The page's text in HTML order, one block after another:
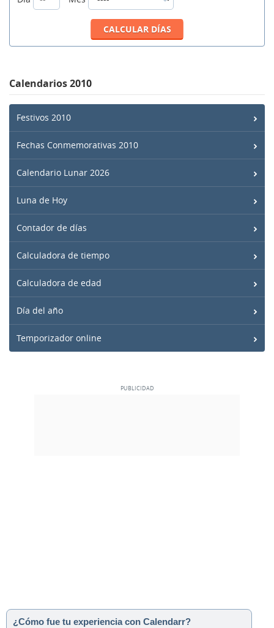
Calendarios 2010
Festivos 2010
Fechas Conmemorativas 2010
Calendario Lunar 2026
Luna de Hoy
Contador de días
Calculadora de tiempo
Calculadora de edad
Día del año
Temporizador online
¿Cómo fue tu experiencia con Calendarr?